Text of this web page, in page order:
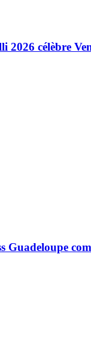
2026 célèbre
Guadeloupe